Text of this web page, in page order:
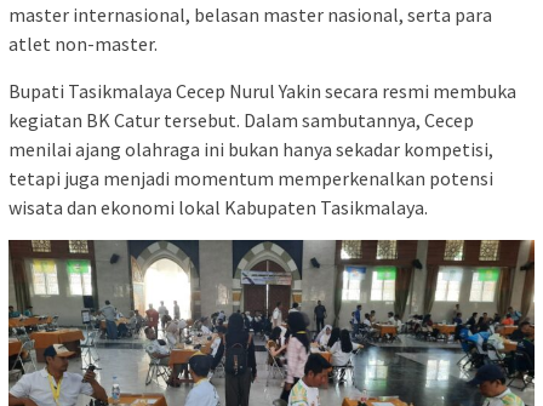
master internasional, belasan master nasional, serta para
atlet non-master.
Bupati Tasikmalaya Cecep Nurul Yakin secara resmi membuka
kegiatan BK Catur tersebut. Dalam sambutannya, Cecep
menilai ajang olahraga ini bukan hanya sekadar kompetisi,
tetapi juga menjadi momentum memperkenalkan potensi
wisata dan ekonomi lokal Kabupaten Tasikmalaya.